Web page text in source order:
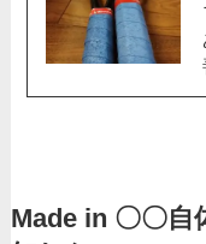
Made in 〇〇自